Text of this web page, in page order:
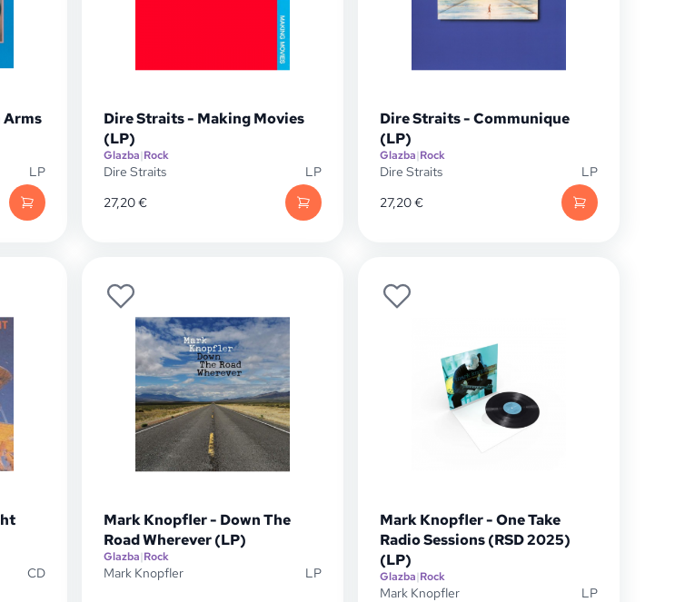
Arms
LP
Dire Straits - Making Movies
(LP)
Glazba|Rock
Dire Straits
LP
27,20€
Dire Straits - Communique
(LP)
Glazba|Rock
Dire Straits
LP
27,20€
CD
Mark Knopfler - Down The
Road Wherever (LP)
Glazba|Rock
Mark Knopfler LP
Mark Knopfler - One Take
Radio Sessions (RSD 2025)
(LP)
Glazba|Rock
Mark Knopfler
LP